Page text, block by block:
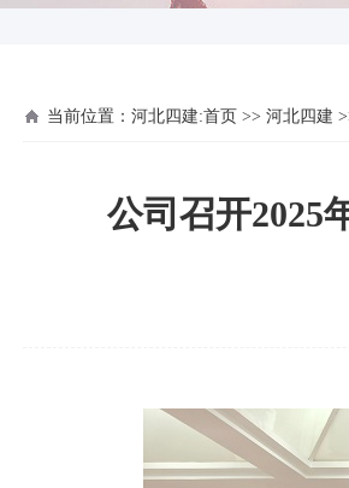
当前位置： 河北四建:首页 >> 河北四建
公司召开2025